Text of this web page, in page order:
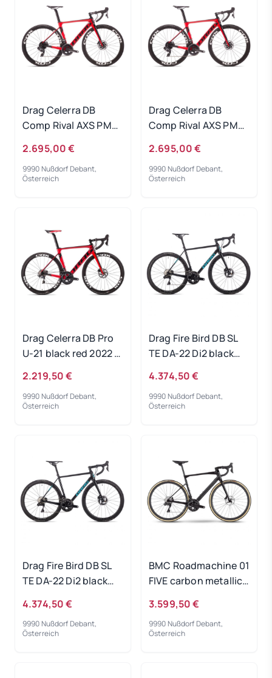
Drag Celerra DB
Comp Rival AXS PM
M
2.695,00 €
9990 Nußdorf Debant,
Österreich
Drag Celerra DB
Comp Rival AXS PM
XS
2.695,00 €
9990 Nußdorf Debant,
Österreich
Drag Celerra DB Pro
U-21 black red 2022 -
2.219,50 €
9990 Nußdorf Debant,
Österreich
Drag Fire Bird DB SL
TE DA-22 Di2 black
4.374,50 €
9990 Nußdorf Debant,
Österreich
Drag Fire Bird DB SL
TE DA-22 Di2 black
4.374,50 €
9990 Nußdorf Debant,
Österreich
BMC Roadmachine 01
FIVE carbon metallic
3.599,50 €
9990 Nußdorf Debant,
Österreich